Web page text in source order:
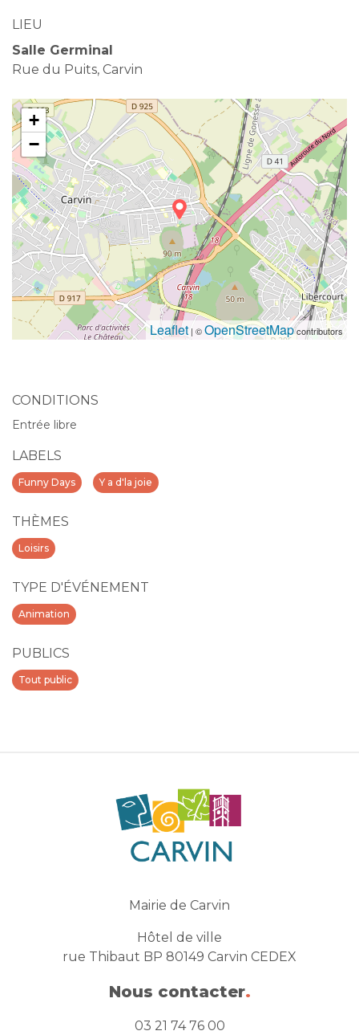
LIEU
Salle Germinal
Rue du Puits, Carvin
+
−
Leaflet | ©OpenStreetMapcontributors
CONDITIONS
Entrée libre
LABELS
Funny Days Y a d'la joie
THÈMES
Loisirs
TYPE D'ÉVÉNEMENT
Animation
PUBLICS
Tout public
Mairie de Carvin
Hôtel de ville
rue Thibaut BP 80149 Carvin CEDEX
Nous contacter.
03 21 74 76 00